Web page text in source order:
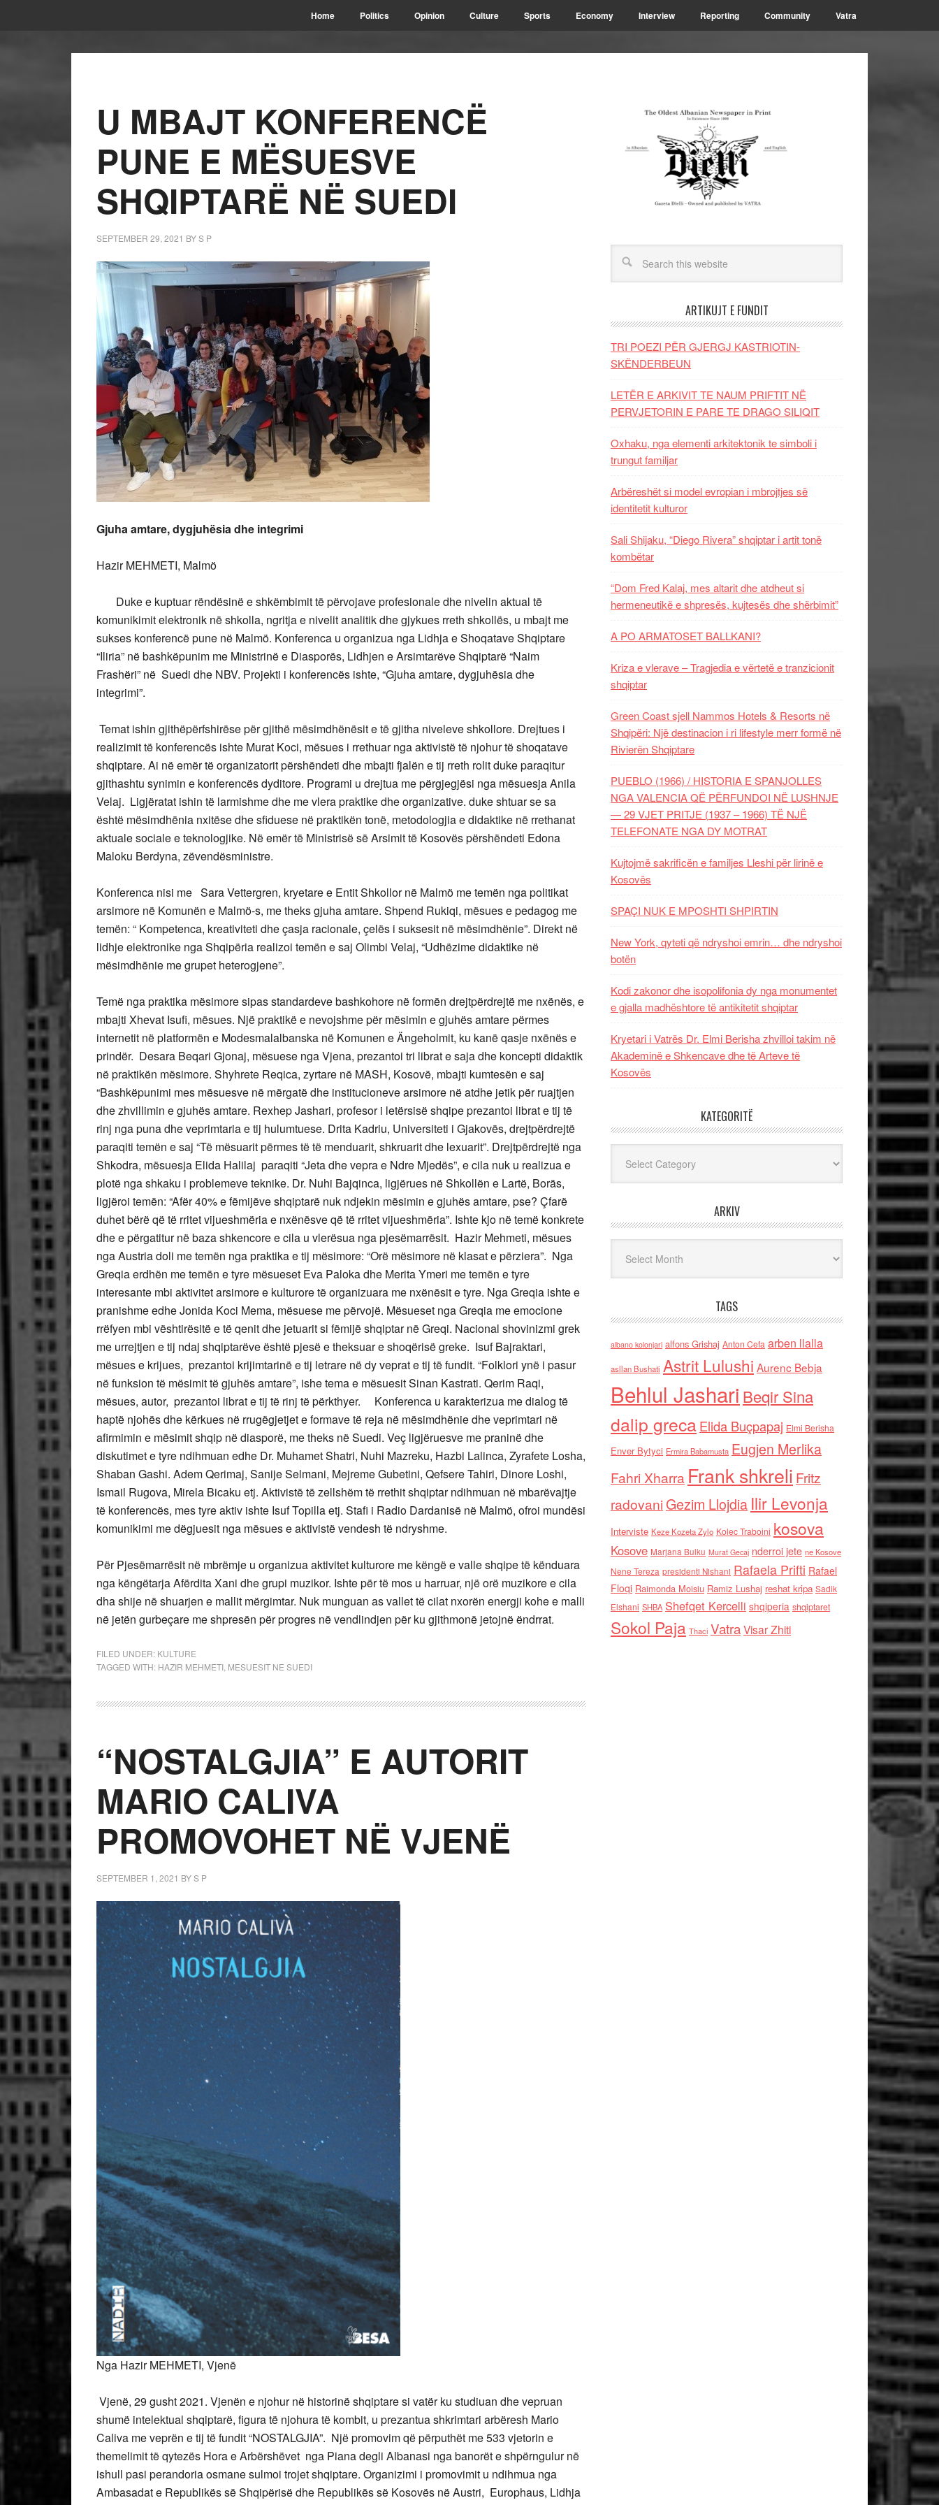
Home Politics Opinion Culture Sports Economy Interview Reporting Community Vatra
U MBAJT KONFERENCË
PUNE E MËSUESVE
SHQIPTARË NË SUEDI
SEPTEMBER 29, 2021 BYS P
Gjuha amtare, dygjuhësia dhe integrimi
Hazir MEHMETI, Malmö
Duke e kuptuar rëndësinë e shkëmbimit të përvojave profesionale dhe nivelin aktual të
komunikimit elektronik në shkolla, ngritja e nivelit analitik dhe gjykues rreth shkollës, u mbajt me
sukses konferencë pune në Malmö. Konferenca u organizua nga Lidhja e Shoqatave Shqiptare
“Iliria” në bashkëpunim me Ministrinë e Diasporës, Lidhjen e Arsimtarëve Shqiptarë “Naim
Frashëri” në Suedi dhe NBV. Projekti i konferencës ishte, “Gjuha amtare, dygjuhësia dhe
integrimi”.
Temat ishin gjithëpërfshirëse për gjithë mësimdhënësit e të gjitha niveleve shkollore. Drejtues i
realizimit të konferencës ishte Murat Koci, mësues i rrethuar nga aktivistë të njohur të shoqatave
shqiptare. Ai në emër të organizatorit përshëndeti dhe mbajti fjalën e tij rreth rolit duke paraqitur
gjithashtu synimin e konferencës dyditore. Programi u drejtua me përgjegjësi nga mësuesja Anila
Velaj. Ligjëratat ishin të larmishme dhe me vlera praktike dhe organizative. duke shtuar se sa
është mësimdhënia nxitëse dhe sfiduese në praktikën tonë, metodologjia e didaktike në rrethanat
aktuale sociale e teknologjike. Në emër të Ministrisë së Arsimit të Kosovës përshëndeti Edona
Maloku Berdyna, zëvendësministre.
Konferenca nisi me Sara Vettergren, kryetare e Entit Shkollor në Malmö me temën nga politikat
arsimore në Komunën e Malmö-s, me theks gjuha amtare. Shpend Rukiqi, mësues e pedagog me
temën: “ Kompetenca, kreativiteti dhe çasja racionale, çelës i suksesit në mësimdhënie”. Direkt në
lidhje elektronike nga Shqipëria realizoi temën e saj Olimbi Velaj, “Udhëzime didaktike në
mësimdhënie me grupet heterogjene”.
Temë nga praktika mësimore sipas standardeve bashkohore në formën drejtpërdrejtë me nxënës, e
mbajti Xhevat Isufi, mësues. Një praktikë e nevojshme për mësimin e gjuhës amtare përmes
internetit në platformën e Modesmalalbanska në Komunen e Ängeholmit, ku kanë qasje nxënës e
prindër. Desara Beqari Gjonaj, mësuese nga Vjena, prezantoi tri librat e saja dhe koncepti didaktik
në praktikën mësimore. Shyhrete Reqica, zyrtare në MASH, Kosovë, mbajti kumtesën e saj
“Bashkëpunimi mes mësuesve në mërgatë dhe institucioneve arsimore në atdhe jetik për ruajtjen
dhe zhvillimin e gjuhës amtare. Rexhep Jashari, profesor i letërsisë shqipe prezantoi librat e tij të
rinj nga puna dhe veprimtaria e tij hulumtuese. Drita Kadriu, Universiteti i Gjakovës, drejtpërdrejtë
paraqiti temën e saj “Të mësuarit përmes të të menduarit, shkruarit dhe lexuarit”. Drejtpërdrejtë nga
Shkodra, mësuesja Elida Halilaj paraqiti “Jeta dhe vepra e Ndre Mjedës”, e cila nuk u realizua e
plotë nga shkaku i problemeve teknike. Dr. Nuhi Bajqinca, ligjërues në Shkollën e Lartë, Boräs,
ligjëroi temën: “Afër 40% e fëmijëve shqiptarë nuk ndjekin mësimin e gjuhës amtare, pse? Çfarë
duhet bërë që të rritet vijueshmëria e nxënësve që të rritet vijueshmëria”. Ishte kjo në temë konkrete
dhe e përgatitur në baza shkencore e cila u vlerësua nga pjesëmarrësit. Hazir Mehmeti, mësues
nga Austria doli me temën nga praktika e tij mësimore: “Orë mësimore në klasat e përziera”. Nga
Greqia erdhën me temën e tyre mësueset Eva Paloka dhe Merita Ymeri me temën e tyre
interesante mbi aktivitet arsimore e kulturore të organizuara me nxënësit e tyre. Nga Greqia ishte e
pranishme edhe Jonida Koci Mema, mësuese me përvojë. Mësueset nga Greqia me emocione
rrëfyen mbi vështirësitë e të qenit dhe jetuarit si fëmijë shqiptar në Greqi. Nacional shovinizmi grek
me urrejtjen e tij ndaj shqiptarëve është pjesë e theksuar e shoqërisë greke. Isuf Bajraktari,
mësues e krijues, prezantoi krijimtarinë e tij letrare në dy veprat e tij të fundit. “Folklori ynë i pasur
në funksion të mësimit të gjuhës amtare”, ishe tema e mësuesit Sinan Kastrati. Qerim Raqi,
mësues, autor, prezantoi librat e tij të rinj të përkthyer. Konferenca u karakterizua me dialog të
haptë njohës dhe kërkues në rrugëgjetjet e formave të reja në mësimdhënie dhe veprimtari në
afirmimin e mësimit shqip në diasporë, me theks në Suedi. Veç ligjëruesve me praninë dhe
diskutimet e tyre ndihmuan edhe Dr. Muhamet Shatri, Nuhi Mazreku, Hazbi Lalinca, Zyrafete Losha,
Shaban Gashi. Adem Qerimaj, Sanije Selmani, Mejreme Gubetini, Qefsere Tahiri, Dinore Loshi,
Ismail Rugova, Mirela Bicaku etj. Aktivistë të zellshëm të rrethit shqiptar ndihmuan në mbarëvajtje
të konferencës, mes tyre aktiv ishte Isuf Topilla etj. Stafi i Radio Dardanisë në Malmö, ofroi mundësi
komunikimi me dëgjuesit nga mësues e aktivistë vendesh të ndryshme.
Për Pjesëmarrësit në mbrëmje u organizua aktivitet kulturore me këngë e valle shqipe të kënduara
nga këngëtarja Afërdita Xani dhe grupi muzikor. Ishte për të mos u harruar, një orë muzikore e cila
dha shije në shuarjen e mallit mërgimtar. Nuk munguan as vallet të cilat nxorën energji kohe e malli
në jetën gurbeçare me shpresën për progres në vendlindjen për ku gjithmonë jetojnë ëndrrat.
FILED UNDER: KULTURE
TAGGED WITH: HAZIR MEHMETI MESUESIT NE SUEDI
“NOSTALGJIA” E AUTORIT
MARIO CALIVA
PROMOVOHET NË VJENË
SEPTEMBER 1, 2021 BYS P
Nga Hazir MEHMETI, Vjenë
Vjenë, 29 gusht 2021. Vjenën e njohur në historinë shqiptare si vatër ku studiuan dhe vepruan
shumë intelektual shqiptarë, figura të njohura të kombit, u prezantua shkrimtari arbëresh Mario
Caliva me veprën e tij të fundit “NOSTALGJIA”. Një promovim që përputhët me 533 vjetorin e
themelimit të qytezës Hora e Arbërshëvet nga Piana degli Albanasi nga banorët e shpërngulur në
ishull pasi perandoria osmane sulmoi trojet shqiptare. Organizimi i promovimit u ndihmua nga
Ambasadat e Republikës së Shqipërisë dhe Republikës së Kosovës në Austri, Europhaus, Lidhja
ARTIKUJT E FUNDIT
TRI POEZI PËR GJERGJ KASTRIOTIN-
SKËNDERBEUN
LETËR E ARKIVIT TE NAUM PRIFTIT NË
PERVJETORIN E PARE TE DRAGO SILIQIT
Oxhaku, nga elementi arkitektonik te simboli i
trungut familjar
Arbëreshët si model evropian i mbrojtjes së
identitetit kulturor
Sali Shijaku, “Diego Rivera” shqiptar i artit tonë
kombëtar
“Dom Fred Kalaj, mes altarit dhe atdheut si
hermeneutikë e shpresës, kujtesës dhe shërbimit”
A PO ARMATOSET BALLKANI?
Kriza e vlerave – Tragjedia e vërtetë e tranzicionit
shqiptar
Green Coast sjell Nammos Hotels & Resorts në
Shqipëri: Një destinacion i ri lifestyle merr formë në
Rivierën Shqiptare
PUEBLO (1966) / HISTORIA E SPANJOLLES
NGA VALENCIA QË PËRFUNDOI NË LUSHNJE
— 29 VJET PRITJE (1937 – 1966) TË NJË
TELEFONATE NGA DY MOTRAT
Kujtojmë sakrificën e familjes Lleshi për lirinë e
Kosovës
SPAÇI NUK E MPOSHTI SHPIRTIN
New York, qyteti që ndryshoi emrin… dhe ndryshoi
botën
Kodi zakonor dhe isopolifonia dy nga monumentet
e gjalla madhështore të antikitetit shqiptar
Kryetari i Vatrës Dr. Elmi Berisha zhvilloi takim në
Akademinë e Shkencave dhe të Arteve të
Kosovës
KATEGORITË
ARKIV
TAGS
albano kolonjari alfons Grishaj Anton Cefa arben llalla
asllan Bushati Astrit Lulushi Aurenc Bebja
Behlul Jashari Beqir Sina
dalip grecaElida Buçpapaj Elmi Berisha
Enver Bytyci Ermira Babamusta Eugjen Merlika
Fahri Xharra Frank shkreli Fritz
radovaniGezim Llojdia Ilir Levonja
Interviste Keze Kozeta Zylo Kolec Traboini kosova
Kosove Marjana Bulku Murat Gecaj nderroi jete ne Kosove
Nene Tereza presidenti Nishani Rafaela Prifti Rafael
Floqi Raimonda Moisiu Ramiz Lushaj reshat kripa Sadik
Elshani SHBA Shefqet Kercelli shqiperia shqiptaret
Sokol Paja Thaci VatraVisar Zhiti